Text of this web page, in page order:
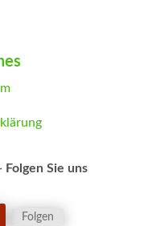
Folgen Sie uns
Folgen